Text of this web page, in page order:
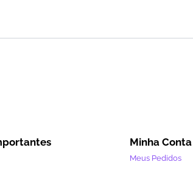
Minha Conta
Meus Pedidos